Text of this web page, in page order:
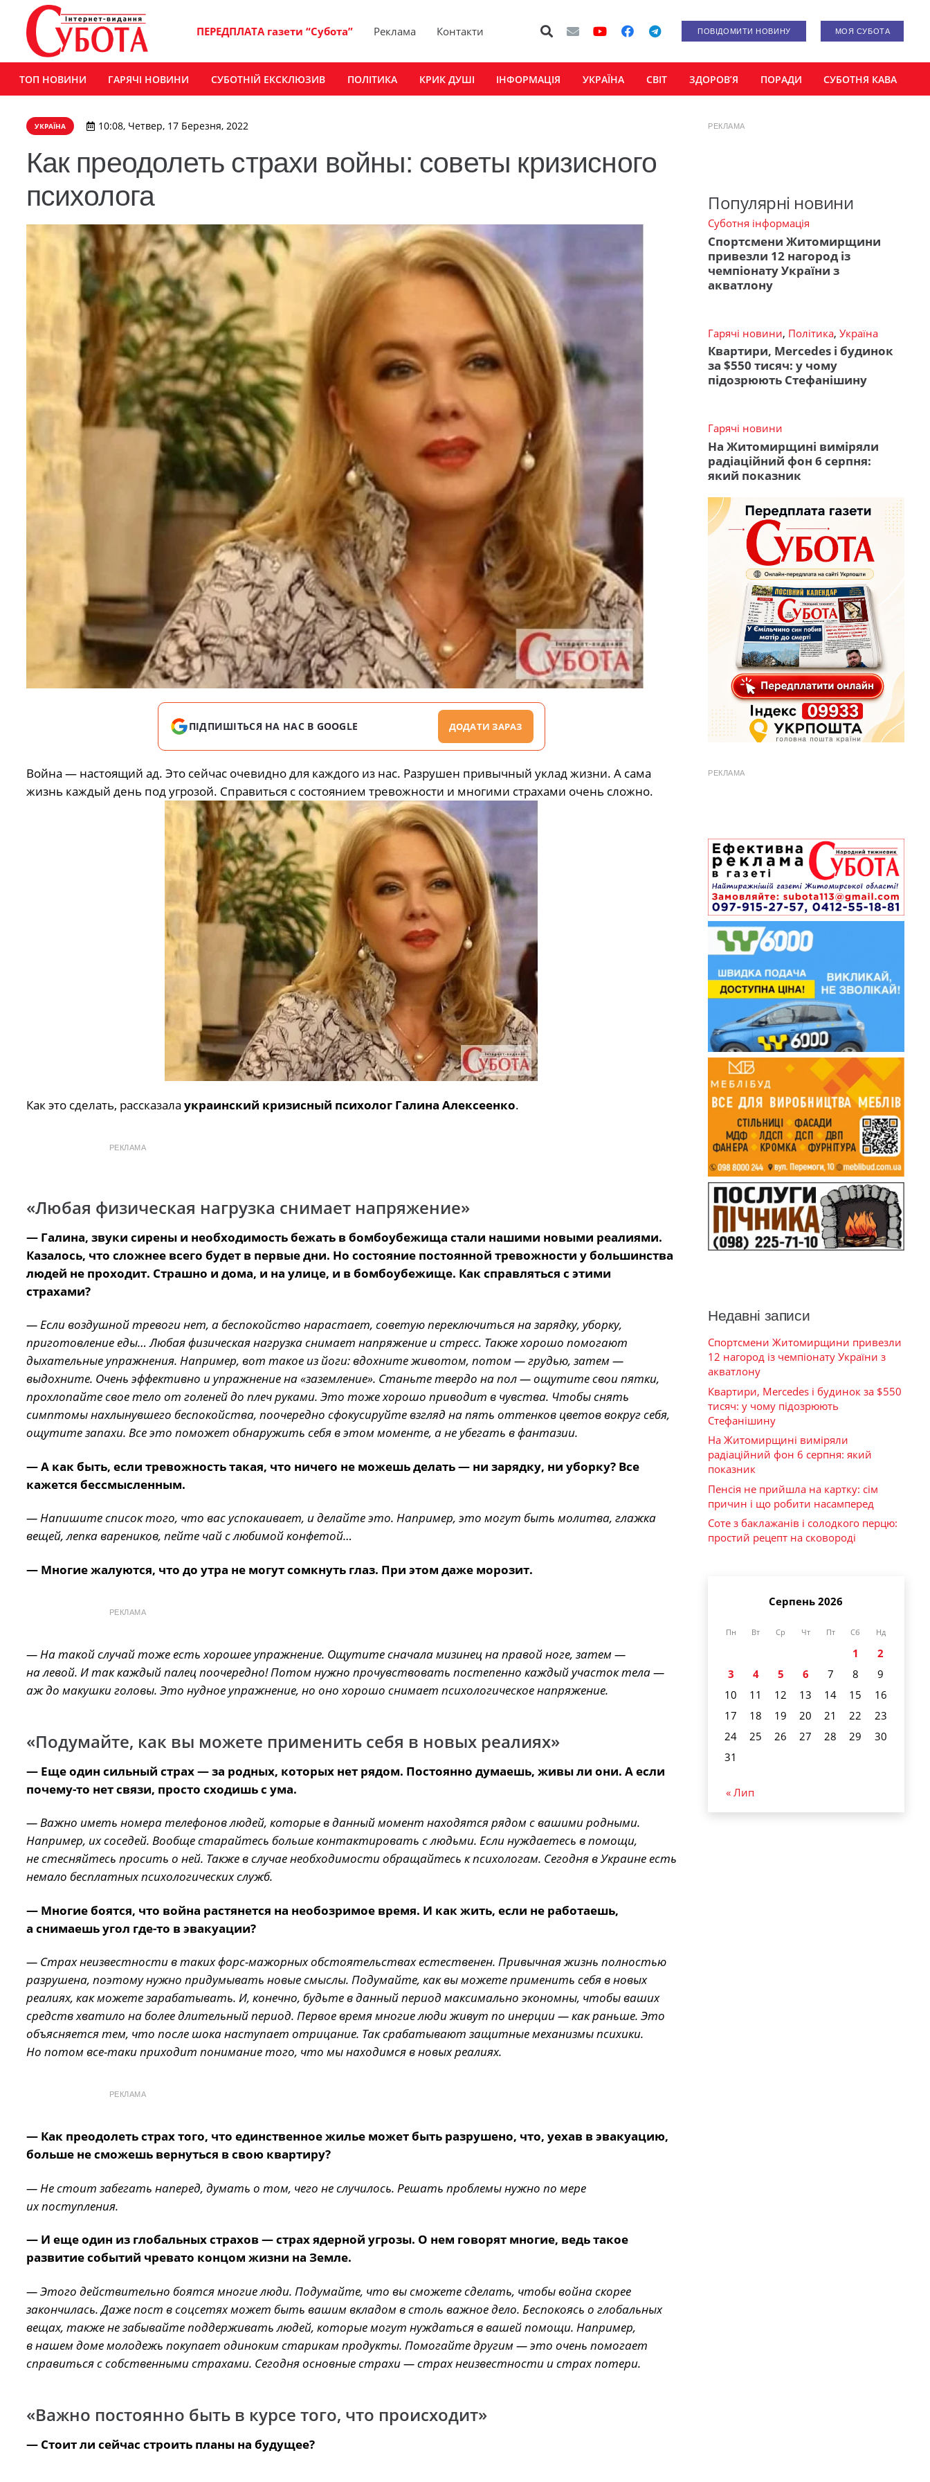
ПЕРЕДПЛАТА газети “Субота” Реклама Контакти ПОВІДОМИТИ НОВИНУ МОЯ СУБОТА
ТОП НОВИНИ ГАРЯЧІ НОВИНИ СУБОТНІЙ ЕКСКЛЮЗИВ ПОЛІТИКА КРИК ДУШІ ІНФОРМАЦІЯ УКРАЇНА СВІТ ЗДОРОВ’Я ПОРАДИ СУБОТНЯ КАВА
УКРАЇНА 10:08, Четвер, 17 Березня, 2022
Как преодолеть страхи войны: советы кризисного
психолога
ПІДПИШІТЬСЯ НА НАС В GOOGLE ДОДАТИ ЗАРАЗ
Война — настоящий ад. Это сейчас очевидно для каждого из нас. Разрушен привычный уклад жизни. А сама
жизнь каждый день под угрозой. Справиться с состоянием тревожности и многими страхами очень сложно.
Как это сделать, рассказала украинский кризисный психолог Галина Алексеенко.
РЕКЛАМА
«Любая физическая нагрузка снимает напряжение»
— Галина, звуки сирены и необходимость бежать в бомбоубежища стали нашими новыми реалиями.
Казалось, что сложнее всего будет в первые дни. Но состояние постоянной тревожности у большинства
людей не проходит. Страшно и дома, и на улице, и в бомбоубежище. Как справляться с этими
страхами?
— Если воздушной тревоги нет, а беспокойство нарастает, советую переключиться на зарядку, уборку,
приготовление еды… Любая физическая нагрузка снимает напряжение и стресс. Также хорошо помогают
дыхательные упражнения. Например, вот такое из йоги: вдохните животом, потом — грудью, затем —
выдохните. Очень эффективно и упражнение на «заземление». Станьте твердо на пол — ощутите свои пятки,
прохлопайте свое тело от голеней до плеч руками. Это тоже хорошо приводит в чувства. Чтобы снять
симптомы нахлынувшего беспокойства, поочередно сфокусируйте взгляд на пять оттенков цветов вокруг себя,
ощутите запахи. Все это поможет обнаружить себя в этом моменте, а не убегать в фантазии.
— А как быть, если тревожность такая, что ничего не можешь делать — ни зарядку, ни уборку? Все
кажется бессмысленным.
— Напишите список того, что вас успокаивает, и делайте это. Например, это могут быть молитва, глажка
вещей, лепка вареников, пейте чай с любимой конфетой…
— Многие жалуются, что до утра не могут сомкнуть глаз. При этом даже морозит.
РЕКЛАМА
— На такой случай тоже есть хорошее упражнение. Ощутите сначала мизинец на правой ноге, затем —
на левой. И так каждый палец поочередно! Потом нужно прочувствовать постепенно каждый участок тела —
аж до макушки головы. Это нудное упражнение, но оно хорошо снимает психологическое напряжение.
«Подумайте, как вы можете применить себя в новых реалиях»
— Еще один сильный страх — за родных, которых нет рядом. Постоянно думаешь, живы ли они. А если
почему-то нет связи, просто сходишь с ума.
— Важно иметь номера телефонов людей, которые в данный момент находятся рядом с вашими родными.
Например, их соседей. Вообще старайтесь больше контактировать с людьми. Если нуждаетесь в помощи,
не стесняйтесь просить о ней. Также в случае необходимости обращайтесь к психологам. Сегодня в Украине есть
немало бесплатных психологических служб.
— Многие боятся, что война растянется на необозримое время. И как жить, если не работаешь,
а снимаешь угол где-то в эвакуации?
— Страх неизвестности в таких форс-мажорных обстоятельствах естественен. Привычная жизнь полностью
разрушена, поэтому нужно придумывать новые смыслы. Подумайте, как вы можете применить себя в новых
реалиях, как можете зарабатывать. И, конечно, будьте в данный период максимально экономны, чтобы ваших
средств хватило на более длительный период. Первое время многие люди живут по инерции — как раньше. Это
объясняется тем, что после шока наступает отрицание. Так срабатывают защитные механизмы психики.
Но потом все-таки приходит понимание того, что мы находимся в новых реалиях.
РЕКЛАМА
— Как преодолеть страх того, что единственное жилье может быть разрушено, что, уехав в эвакуацию,
больше не сможешь вернуться в свою квартиру?
— Не стоит забегать наперед, думать о том, чего не случилось. Решать проблемы нужно по мере
их поступления.
— И еще один из глобальных страхов — страх ядерной угрозы. О нем говорят многие, ведь такое
развитие событий чревато концом жизни на Земле.
— Этого действительно боятся многие люди. Подумайте, что вы сможете сделать, чтобы война скорее
закончилась. Даже пост в соцсетях может быть вашим вкладом в столь важное дело. Беспокоясь о глобальных
вещах, также не забывайте поддерживать людей, которые могут нуждаться в вашей помощи. Например,
в нашем доме молодежь покупает одиноким старикам продукты. Помогайте другим — это очень помогает
справиться с собственными страхами. Сегодня основные страхи — страх неизвестности и страх потери.
«Важно постоянно быть в курсе того, что происходит»
— Стоит ли сейчас строить планы на будущее?
РЕКЛАМА
Популярні новини
Суботня інформація
Спортсмени Житомирщини
привезли 12 нагород із
чемпіонату України з
акватлону
Гарячі новини, Політика, Україна
Квартири, Mercedes і будинок
за $550 тисяч: у чому
підозрюють Стефанішину
Гарячі новини
На Житомирщині виміряли
радіаційний фон 6 серпня:
який показник
РЕКЛАМА
Недавні записи
Спортсмени Житомирщини привезли
12 нагород із чемпіонату України з
акватлону
Квартири, Mercedes і будинок за $550
тисяч: у чому підозрюють
Стефанішину
На Житомирщині виміряли
радіаційний фон 6 серпня: який
показник
Пенсія не прийшла на картку: сім
причин і що робити насамперед
Соте з баклажанів і солодкого перцю:
простий рецепт на сковороді
Серпень 2026
Пн Вт Ср Чт Пт Сб Нд
1
2
3
4 5 6 7 8
9
10
11 12 13 14 15
16
17
18 19 20 21 22
23
24
25 26 27 28 29
30
31
« Лип